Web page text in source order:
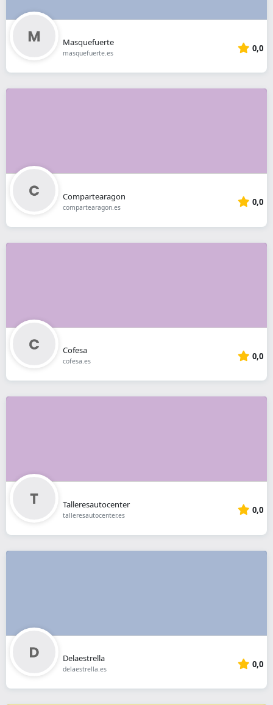
Masquefuerte
masquefuerte.es 0,0
Compartearagon
compartearagon.es 0,0
Cofesa
cofesa.es 0,0
Talleresautocenter
talleresautocenter.es 0,0
Delaestrella
delaestrella.es 0,0